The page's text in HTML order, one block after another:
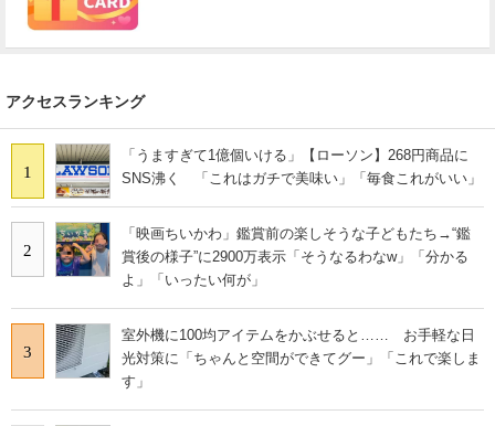
アクセスランキング
1
「うますぎて1億個いける」【ローソン】268円商品に
SNS沸く 「これはガチで美味い」「毎食これがいい」
2
「映画ちいかわ」鑑賞前の楽しそうな子どもたち→“鑑
賞後の様子”に2900万表示「そうなるわなw」「分かる
よ」「いったい何が」
3
室外機に100均アイテムをかぶせると…… お手軽な日
光対策に「ちゃんと空間ができてグー」「これで楽しま
す」